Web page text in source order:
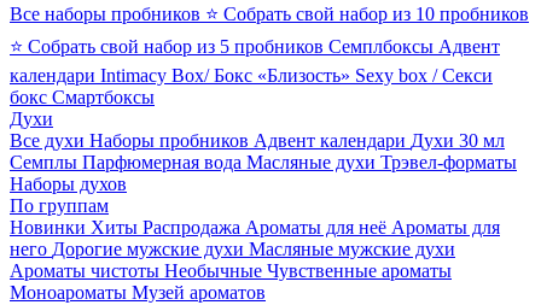
Все наборы пробников ⭐ Собрать свой набор из 10 пробников
⭐ Собрать свой набор из 5 пробников Семплбоксы Адвент
календари Intimacy Box/ Бокс «Близость» Sexy box / Секси
бокс Смартбоксы
Духи
Все духи Наборы пробников Адвент календари Духи 30 мл
Семплы Парфюмерная вода Масляные духи Трэвел-форматы
Наборы духов
По группам
Новинки Хиты Распродажа Ароматы для неё Ароматы для
него Дорогие мужские духи Масляные мужские духи
Ароматы чистоты Необычные Чувственные ароматы
Моноароматы Музей ароматов